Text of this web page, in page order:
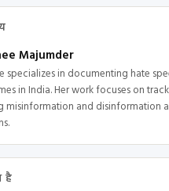
Majumder
specializes in documenting hate
in India. Her work focuses on
misinformation and disinformation
है